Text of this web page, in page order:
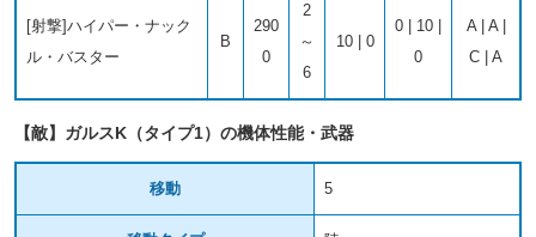
[射撃]ハイパー・ナック
ル・バスター
B
290
0
2
～
6
10 | 0
0 | 10 |
0
A | A |
C | A
【敵】ガルスK（タイプ1）の機体性能・武器
移動 5